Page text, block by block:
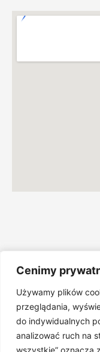
Cenimy
Używamy plików
przeglądania,
do indywidualnych
analizować ruch na
wszystkie” oznacza